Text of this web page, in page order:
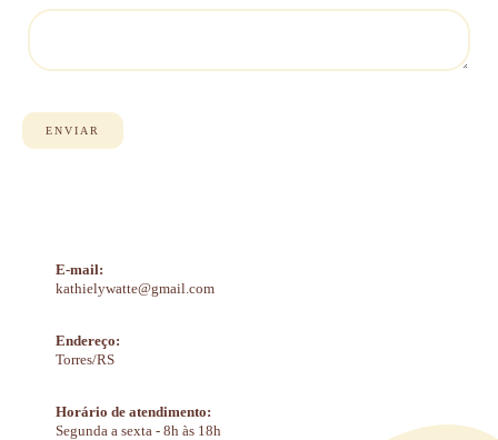
ENVIAR
E-mail:
kathielywatte@gmail.com
Endereço:
Torres/RS
Horário de atendimento:
Segunda a sexta - 8h às 18h